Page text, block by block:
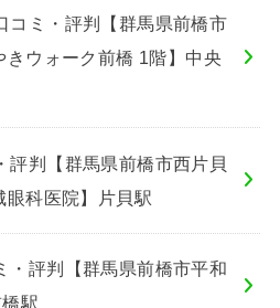
コミ・評判【群馬県前橋市
ウォーク前橋 1階】中央
評判【群馬県前橋市西片貝
眼科医院】片貝駅
・評判【群馬県前橋市平和
駅